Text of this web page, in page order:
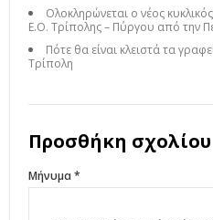
Ολοκληρώνεται ο νέος
Ε.Ο. Τρίπολης – Πύργου από την
Πότε θα είναι κλειστά τα
Τρίπολη
Προσθήκη σχολίου
Μήνυμα *